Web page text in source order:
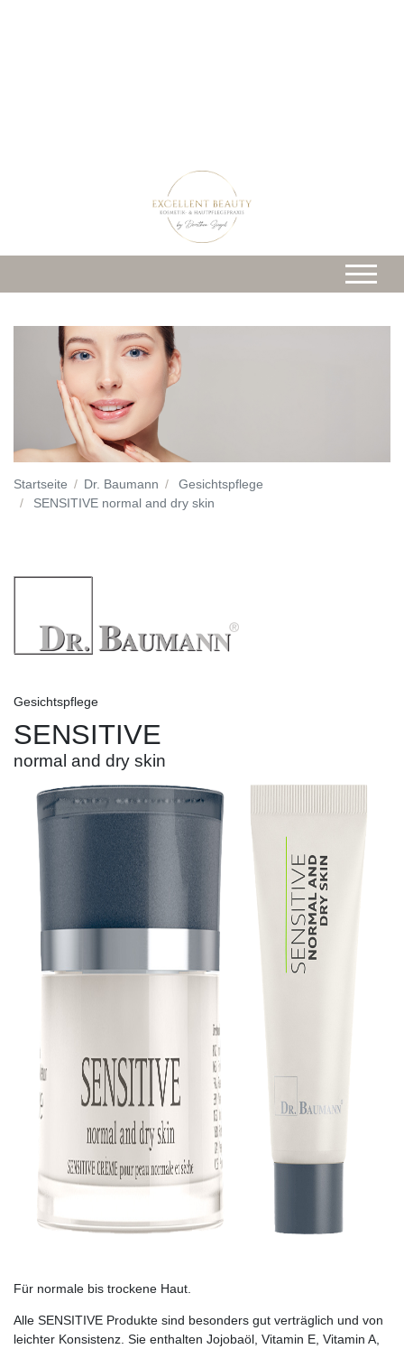
Startseite Dr. Baumann
Gesichtspflege
SENSITIVE normal and dry skin
Gesichtspflege
SENSITIVE
normal and dry skin
Für normale bis trockene Haut.
Alle SENSITIVE Produkte sind besonders gut verträglich und von
leichter Konsistenz. Sie enthalten Jojobaöl, Vitamin E, Vitamin A,